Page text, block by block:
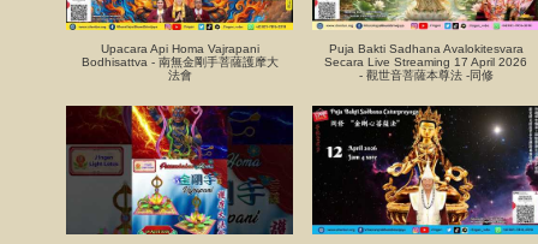
Upacara Api Homa Vajrapani
Bodhisattva - 南無金剛手菩薩護摩大
法會
Puja Bakti Sadhana Avalokitesvara
Secara Live Streaming 17 April 2026
- 觀世音菩薩本尊法 -同修